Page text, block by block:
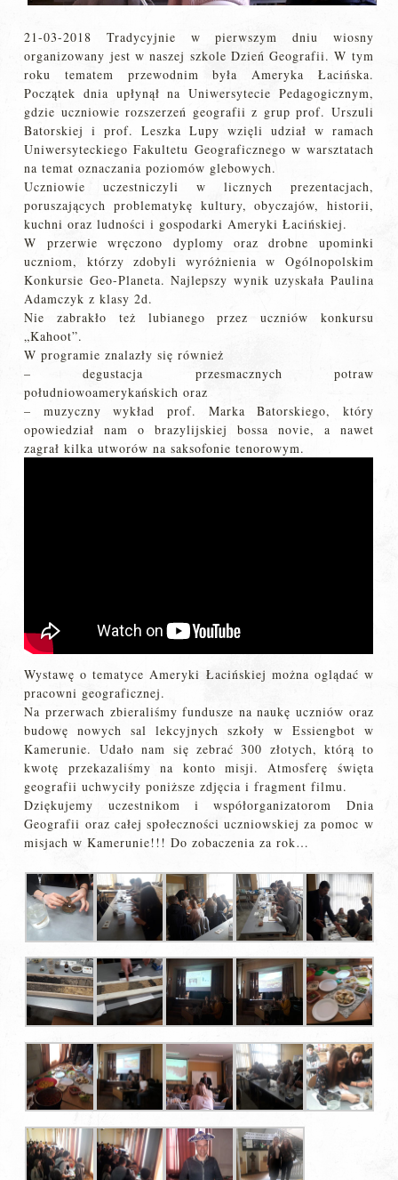
21-03-2018 Tradycyjnie w pierwszym dniu wiosny
organizowany jest w naszej szkole Dzień Geografii. W tym
roku tematem przewodnim była Ameryka Łacińska.
Początek dnia upłynął na Uniwersytecie Pedagogicznym,
gdzie uczniowie rozszerzeń geografii z grup prof. Urszuli
Batorskiej i prof. Leszka Lupy wzięli udział w ramach
Uniwersyteckiego Fakultetu Geograficznego w warsztatach
na temat oznaczania poziomów glebowych.
Uczniowie uczestniczyli w licznych prezentacjach,
poruszających problematykę kultury, obyczajów, historii,
kuchni oraz ludności i gospodarki Ameryki Łacińskiej.
W przerwie wręczono dyplomy oraz drobne upominki
uczniom, którzy zdobyli wyróżnienia w Ogólnopolskim
Konkursie Geo-Planeta. Najlepszy wynik uzyskała Paulina
Adamczyk z klasy 2d.
Nie zabrakło też lubianego przez uczniów konkursu
„Kahoot”.
W programie znalazły się również
– degustacja przesmacznych potraw
południowoamerykańskich oraz
– muzyczny wykład prof. Marka Batorskiego, który
opowiedział nam o brazylijskiej bossa novie, a nawet
zagrał kilka utworów na saksofonie tenorowym.
Wystawę o tematyce Ameryki Łacińskiej można oglądać w
pracowni geograficznej.
Na przerwach zbieraliśmy fundusze na naukę uczniów oraz
budowę nowych sal lekcyjnych szkoły w Essiengbot w
Kamerunie. Udało nam się zebrać 300 złotych, którą to
kwotę przekazaliśmy na konto misji. Atmosferę święta
geografii uchwyciły poniższe zdjęcia i fragment filmu.
Dziękujemy uczestnikom i współorganizatorom Dnia
Geografii oraz całej społeczności uczniowskiej za pomoc w
misjach w Kamerunie!!! Do zobaczenia za rok…